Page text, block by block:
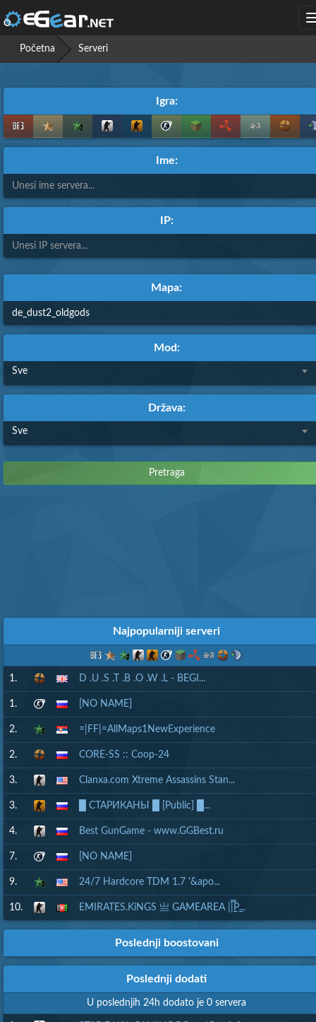
Početna
Serveri
Igra:
Ime:
IP:
Mapa:
Mod:
Sve
Država:
Sve
Najpopularniji serveri
1. D .U .S .T .B .O .W .L - BEGI...
1. [NO NAME]
2. =|FF|=AllMaps1NewExperience
2. CORE-SS :: Coop-24
3. Clanxa.com Xtreme Assassins Stan...
3. █ СТАРИКАНЫ █ [Public] █...
4. Best GunGame - www.GGBest.ru
7. [NO NAME]
9. 24/7 Hardcore TDM 1.7 '&apo...
10. EMIRATES.KiNGS 亗 GAMEAREA ||͇̿P͇...
Poslednji boostovani
Poslednji dodati
U poslednjih 24h dodato je 0 servera